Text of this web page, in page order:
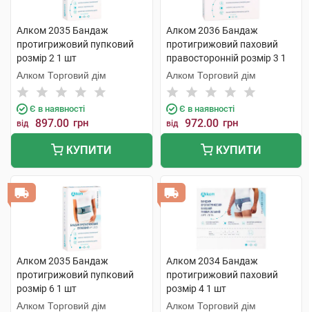
Алком 2035 Бандаж
протигрижовий пупковий
розмір 2 1 шт
Алком Торговий дім
Є в наявності
від 897.00 грн
КУПИТИ
Алком 2036 Бандаж
протигрижовий паховий
правосторонній розмір 3 1
шт
Алком Торговий дім
Є в наявності
від 972.00 грн
КУПИТИ
Алком 2035 Бандаж
протигрижовий пупковий
розмір 6 1 шт
Алком Торговий дім
Алком 2034 Бандаж
протигрижовий паховий
розмір 4 1 шт
Алком Торговий дім